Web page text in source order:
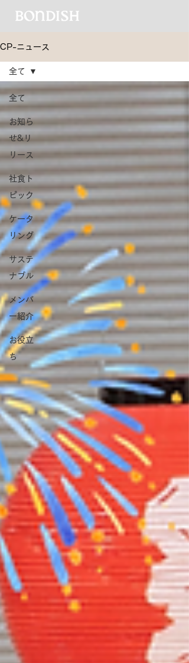
CP-ニュース
全て
お知ら
せ&リ
リース
社食ト
ピック
ケータ
リング
サステ
ナブル
メンバ
ー紹介
お役立
ち
全て